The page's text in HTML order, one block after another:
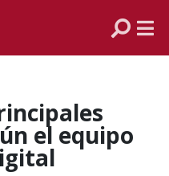
el equipo